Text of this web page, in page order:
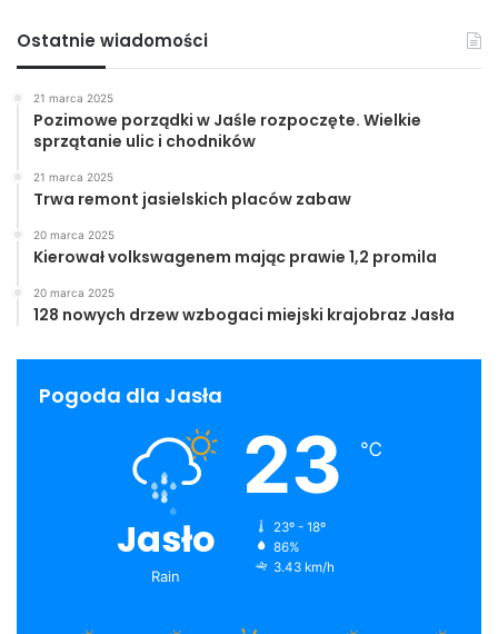
Ostatnie wiadomości
21 marca 2025
Pozimowe porządki w Jaśle rozpoczęte. Wielkie
sprzątanie ulic i chodników
21 marca 2025
Trwa remont jasielskich placów zabaw
20 marca 2025
Kierował volkswagenem mając prawie 1,2 promila
20 marca 2025
128 nowych drzew wzbogaci miejski krajobraz Jasła
Pogoda dla Jasła
Jasło
Rain
23 ℃
23º - 18º
86%
3.43 km/h